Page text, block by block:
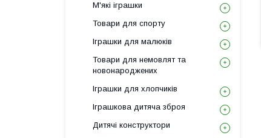
М'які іграшки
Товари для спорту
Іграшки для малюків
Товари для немовлят та
новонароджених
Іграшки для хлопчиків
Іграшкова дитяча зброя
Дитячі конструктори